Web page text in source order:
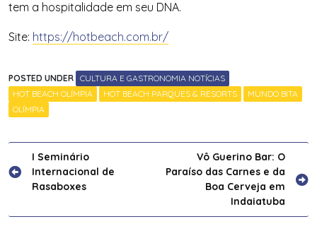
tem a hospitalidade em seu DNA.
Site: https://hotbeach.com.br/
POSTED UNDER CULTURA E GASTRONOMIA NOTÍCIAS
HOT BEACH OLÍMPIA
HOT BEACH PARQUES & RESORTS
MUNDO BITA
OLÍMPIA
Navegação
de
I Seminário
Internacional de
Rasaboxes
Vô Guerino Bar: O
Paraíso das Carnes e da
Boa Cerveja em
Indaiatuba